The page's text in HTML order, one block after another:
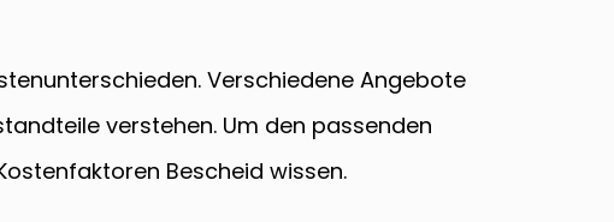
Verschiedene Angebote
verstehen. Um den passenden
Bescheid wissen.